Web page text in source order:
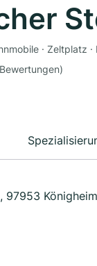
· Zeltplatz
97953 Königheim